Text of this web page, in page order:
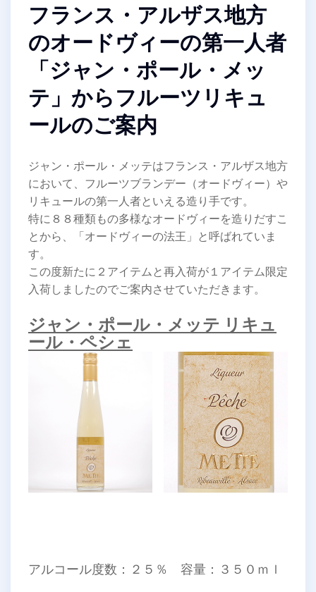
フランス・アルザス地方
のオードヴィーの第一人者
「ジャン・ポール・メッ
テ」からフルーツリキュ
ールのご案内
ジャン・ポール・メッテはフランス・アルザス地方
において、フルーツブランデー（オードヴィー）や
リキュールの第一人者といえる造り手です。
特に８８種類もの多様なオードヴィーを造りだすこ
とから、「オードヴィーの法王」と呼ばれていま
す。
この度新たに２アイテムと再入荷が１アイテム限定
入荷しましたのでご案内させていただきます。
ジャン・ポール・メッテ リキュ
ール・ペシェ
アルコール度数：２５％ 容量：３５０ｍｌ